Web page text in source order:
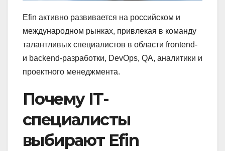
Efin активно развивается на российском и
международном рынках, привлекая в команду
талантливых специалистов в области frontend-
и backend-разработки, DevOps, QA, аналитики и
проектного менеджмента.
Почему IT-
специалисты
выбирают Efin